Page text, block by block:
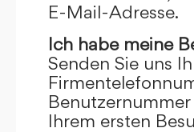
E-Mail-Adresse.
Ich habe meine
Senden Sie uns
Ihrem ersten